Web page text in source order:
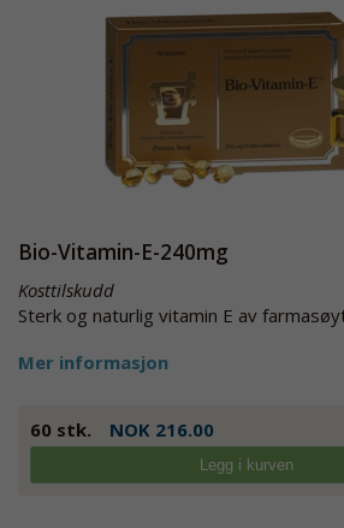
Bio-Vitamin-E-240mg
Kosttilskudd
Sterk og naturlig vitamin E av
Mer informasjon
60 stk. NOK 216.00
Legg i kurven